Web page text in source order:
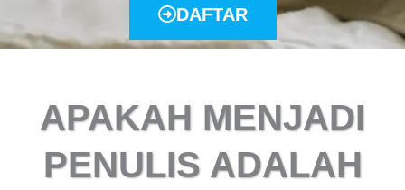
DAFTAR
APAKAH MENJADI
PENULIS ADALAH